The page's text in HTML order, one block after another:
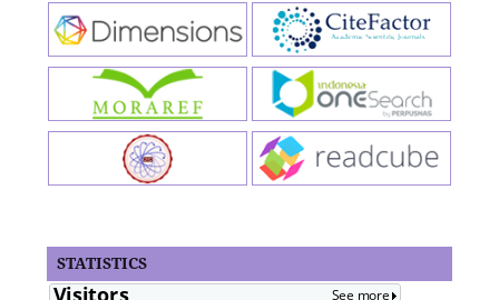
STATISTICS